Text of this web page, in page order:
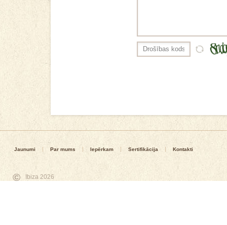
Jaunumi Par mums Iepērkam Sertifikācija Kontakti
© Ibiza 2026